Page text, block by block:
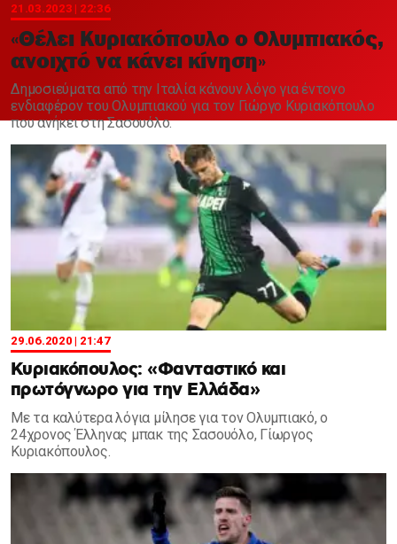
21.03.2023 | 22:36
«Θέλει Κυριακόπουλο ο Ολυμπιακός,
ανοιχτό να κάνει κίνηση»
Δημοσιεύματα από την Ιταλία κάνουν λόγο για έντονο
ενδιαφέρον του Ολυμπιακού για τον Γιώργο Κυριακόπουλο
που ανήκει στη Σασουόλο.
29.06.2020 | 21:47
Κυριακόπουλος: «Φανταστικό και
πρωτόγνωρο για την Ελλάδα»
Με τα καλύτερα λόγια μίλησε για τον Ολυμπιακό, ο
24χρονος Έλληνας μπακ της Σασουόλο, Γίωργος
Κυριακόπουλος.
Χαντμπολ